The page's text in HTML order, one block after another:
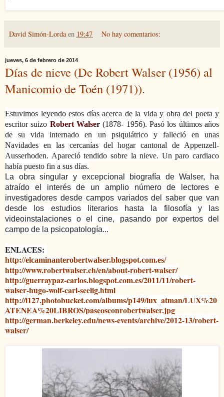
David Simón-Lorda en 19:47 No hay comentarios:
jueves, 6 de febrero de 2014
Días de nieve (De Robert Walser (1956) al
Manicomio de Toén (1971)).
Estuvimos leyendo estos días acerca de la vida y obra del poeta y
escritorsuizo Robert Walser (1878- 1956). Pasó los últimos años
de su vida internado en un psiquiátrico y fallecióen unas
Navidades en las cercanías del hogar cantonal de Appenzell-
Ausserhoden. Apareció tendido sobre la nieve. Un paro cardiaco
había puesto fin a sus días.
La obra singular y excepcional biografía de Walser, ha
atraído el interés de un amplio número de lectores e
investigadores desde campos variados del saber que van
desde los estudios literarios hasta la filosofía y las
videoinstalaciones o el cine, pasando por expertos del
campo de la psicopatología...
ENLACES:
http://elcaminanterobertwalser.blogspot.com.es/
http://www.robertwalser.ch/en/about-robert-walser/
http://guerraypaz-carlos.blogspot.com.es/2011/11/robert-
walser-hugo-wolf-carl-seelig.html
http://i127.photobucket.com/albums/p149/lux_atman/LUX%20
ATENEA%20LIBROS/paseosconrobertwalser.jpg
http://german.berkeley.edu/news-events/archive/2012-13/robert-
walser/